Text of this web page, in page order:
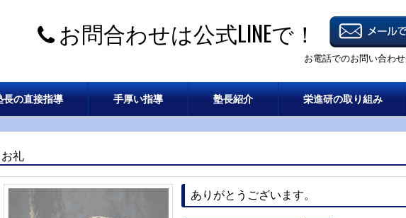
お問合わせは公式LINEで！
お電話でのお問い合わ
長の直接指導 手厚い指導 塾長紹介 栄進研の取り組み
お礼
ありがとうございます。